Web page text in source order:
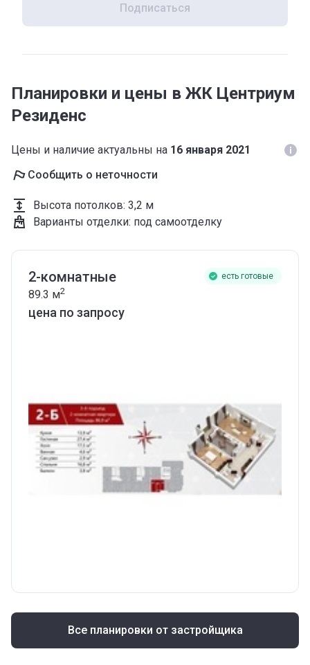
Подписаться
Планировки и цены в ЖК Центриум
Резиденс
Цены и наличие актуальны на 16 января 2021
Сообщить о неточности
Высота потолков: 3,2 м
Варианты отделки: под самоотделку
2-комнатные есть готовые
89.3 м2
цена по запросу
Все планировки от застройщика